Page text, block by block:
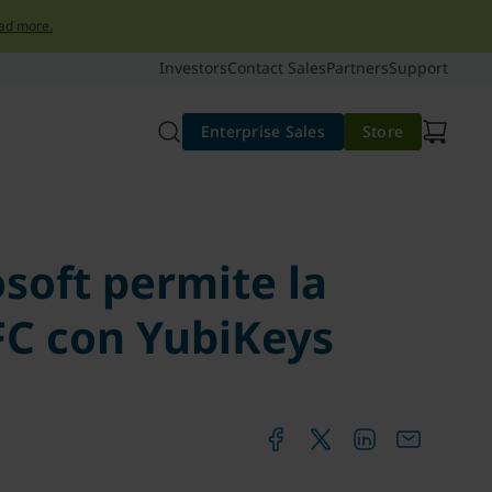
more.
InvestorsContact SalesPartnersSupport
Enterprise Sales Store
permite la
con YubiKeys